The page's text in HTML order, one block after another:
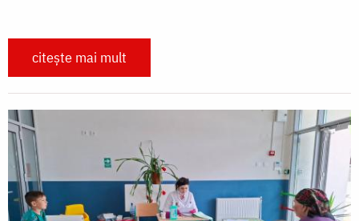
citește mai mult